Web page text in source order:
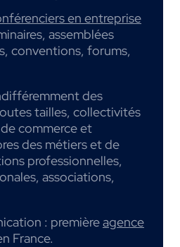
en entreprise
assemblées
conventions, forums,
des
tailles, collectivités
commerce et
des métiers et de
professionnelles,
associations,
: premièreagence
France.